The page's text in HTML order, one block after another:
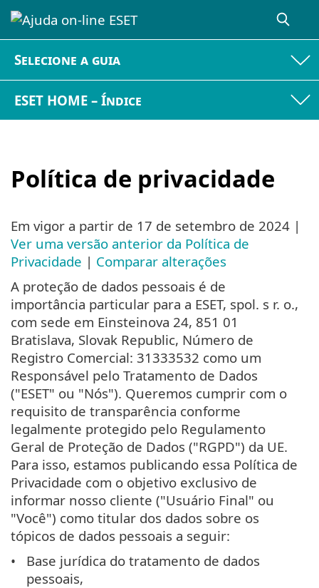
Selecione a guia
ESET HOME – Índice
Política de privacidade
Em vigor a partir de 17 de setembro de 2024 |
Ver uma versão anterior da Política de
Privacidade | Comparar alterações
A proteção de dados pessoais é de
importância particular para a ESET, spol. s r. o.,
com sede em Einsteinova 24, 851 01
Bratislava, Slovak Republic, Número de
Registro Comercial: 31333532 como um
Responsável pelo Tratamento de Dados
("ESET" ou "Nós"). Queremos cumprir com o
requisito de transparência conforme
legalmente protegido pelo Regulamento
Geral de Proteção de Dados ("RGPD") da UE.
Para isso, estamos publicando essa Política de
Privacidade com o objetivo exclusivo de
informar nosso cliente ("Usuário Final" ou
"Você") como titular dos dados sobre os
tópicos de dados pessoais a seguir:
Base jurídica do tratamento de dados
pessoais,